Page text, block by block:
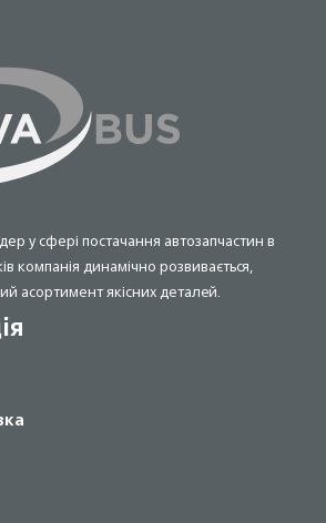
у сфері постачання автозапчастин в
компанія динамічно розвивається,
асортимент якісних деталей.